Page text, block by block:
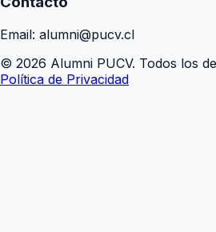
Email: alumni@pucv.cl
© 2026 Alumni PUCV. Todos los
Política de Privacidad